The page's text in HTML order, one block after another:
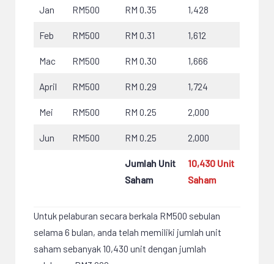
Jan RM500 RM 0.35 1,428
Feb RM500 RM 0.31 1,612
Mac RM500 RM 0.30 1,666
April RM500 RM 0.29 1,724
Mei RM500 RM 0.25 2,000
Jun RM500 RM 0.25 2,000
Jumlah Unit
Saham
10,430 Unit
Saham
Untuk pelaburan secara berkala RM500 sebulan
selama 6 bulan, anda telah memiliki jumlah unit
saham sebanyak 10,430 unit dengan jumlah